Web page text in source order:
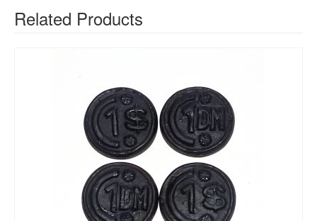
Related Products